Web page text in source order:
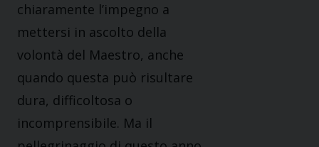
chiaramente l’impegno a
mettersi in ascolto della
volontà del Maestro, anche
quando questa può risultare
dura, difficoltosa o
incomprensibile. Ma il